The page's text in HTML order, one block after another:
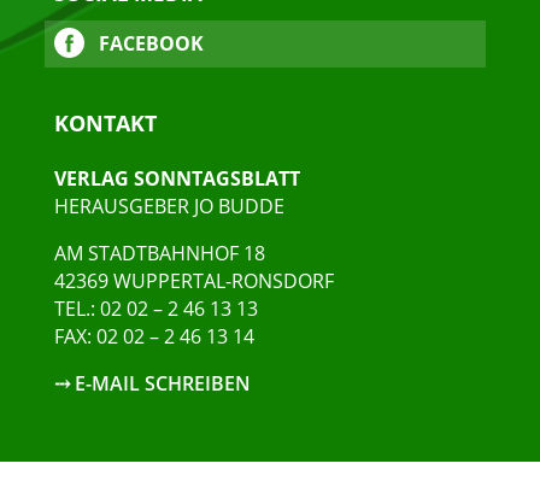
FACEBOOK
KONTAKT
VERLAG SONNTAGSBLATT
HERAUSGEBER JO BUDDE
AM STADTBAHNHOF 18
42369 WUPPERTAL-RONSDORF
TEL.: 02 02 – 2 46 13 13
FAX: 02 02 – 2 46 13 14
⤏ E-MAIL SCHREIBEN